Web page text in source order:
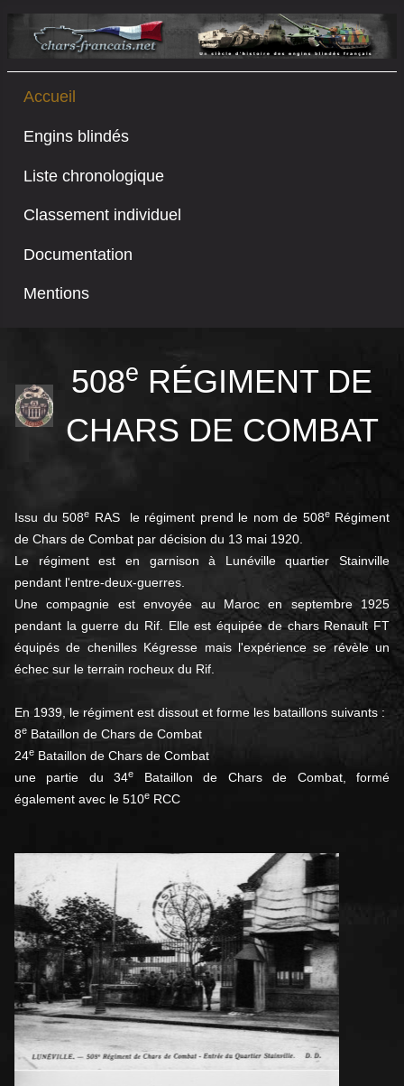
Accueil
Engins blindés
Liste chronologique
Classement individuel
Documentation
Mentions
508e RÉGIMENT DE
CHARS DE COMBAT
Issu du 508e RAS le régiment prend le nom de 508eRégiment
de Chars de Combat par décision du 13 mai 1920
Le régiment est en garnison à Lunéville quartier Stainville
pendant l'entre-deux-guerres.
Une compagnie est envoyée au Maroc en septembre 1925
pendant la guerre du Rif. Elle est équipée de chars Renault FT
équipés de chenilles Kégresse mais l'expérience se révèle un
échec sur le terrain rocheux du Rif
En 1939, le régiment est dissout et forme les bataillons suivants :
8e Bataillon de Chars de Combat
24e Bataillon de Chars de Combat
une partie du 34e Bataillon de Chars de Combat, formé
également avec le 510e RCC